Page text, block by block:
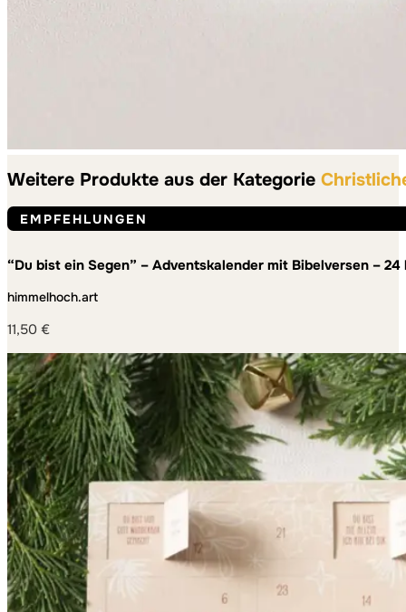
Weitere Produkte aus der Kategorie
EMPFEHLUNGEN
“Du bist ein Segen” – Adventskalender mit Bibelversen –
himmelhoch.art
11,50 €